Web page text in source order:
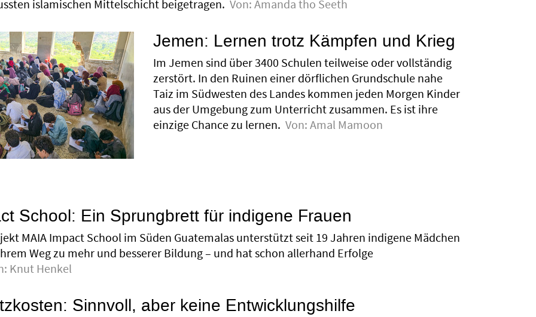
islamischen Mittelschicht beigetragen. Von:Amanda tho Seeth
Jemen: Lernen trotz Kämpfen und Krieg
Im Jemen sind über 3400 Schulen teilweise oder vollständig
zerstört. In den Ruinen einer dörflichen Grundschule nahe
Taiz im Südwesten des Landes kommen jeden Morgen Kinder
aus der Umgebung zum Unterricht zusammen. Es ist ihre
einzige Chance zu lernen. Von:Amal Mamoon
School: Ein Sprungbrett für indigene Frauen
MAIA Impact School im Süden Guatemalas unterstützt seit 19 Jahren indigene Mädchen
Weg zu mehr und besserer Bildung – und hat schon allerhand Erfolge
Knut Henkel
Sinnvoll, aber keine Entwicklungshilfe